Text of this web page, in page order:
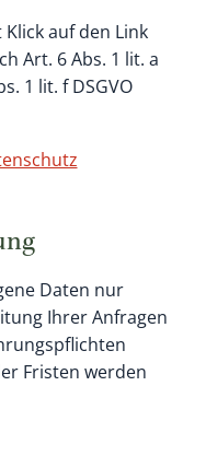
auf den Link
Art. 6 Abs. 1 lit. a
1 lit. f DSGVO
Daten nur
Ihrer Anfragen
Fristen werden